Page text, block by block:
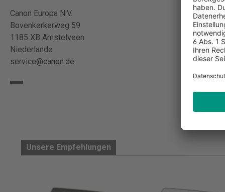
Canon Europa N.V.
Bovenkerkerweg 59
1185 XB Amstelveen
Niederlande
service@canon.de
Unsere Empfehlungen